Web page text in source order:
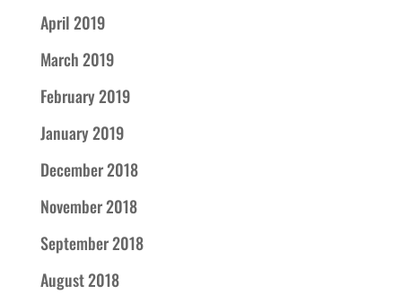
April 2019
March 2019
February 2019
January 2019
December 2018
November 2018
September 2018
August 2018